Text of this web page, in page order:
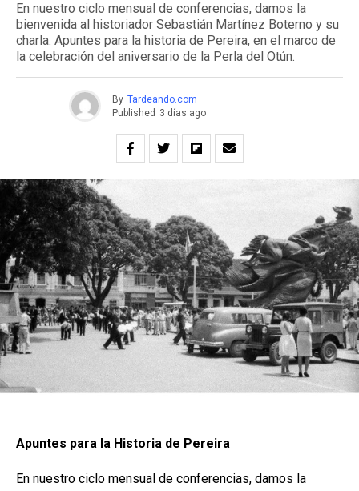
En nuestro ciclo mensual de conferencias, damos la
bienvenida al historiador Sebastián Martínez Boterno y su
charla: Apuntes para la historia de Pereira, en el marco de
la celebración del aniversario de la Perla del Otún.
By Tardeando.com
Published 3 días ago
Apuntes para la Historia de Pereira
En nuestro ciclo mensual de conferencias, damos la